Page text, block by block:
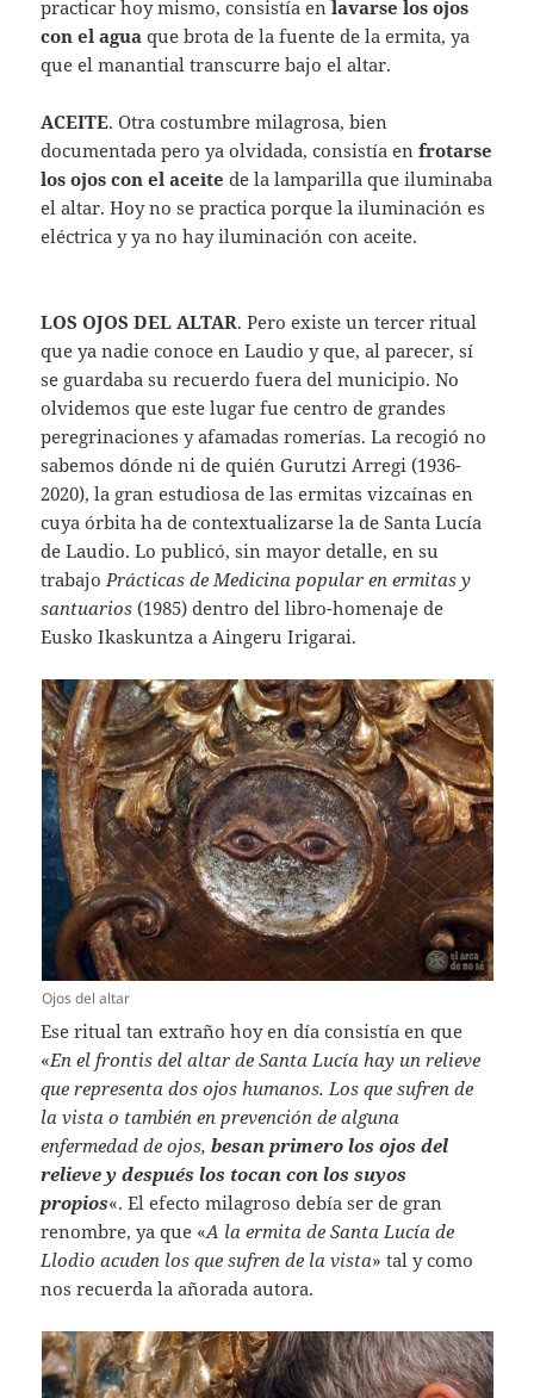
practicar hoy mismo, consistía enlavarse los ojos
con el agua que brota de la fuente de la ermita, ya
que el manantial transcurre bajo el altar.
ACEITE. Otra costumbre milagrosa, bien
documentada pero ya olvidada, consistía enfrotarse
los ojos con el aceite de la lamparilla que iluminaba
el altar. Hoy no se practica porque la iluminación es
eléctrica y ya no hay iluminación con aceite.
LOS OJOS DEL ALTAR. Pero existe un tercer ritual
que ya nadie conoce en Laudio y que, al parecer, sí
se guardaba su recuerdo fuera del municipio. No
olvidemos que este lugar fue centro de grandes
peregrinaciones y afamadas romerías. La recogió no
sabemos dónde ni de quién Gurutzi Arregi (1936-
2020), la gran estudiosa de las ermitas vizcaínas en
cuya órbita ha de contextualizarse la de Santa Lucía
de Laudio. Lo publicó, sin mayor detalle, en su
trabajoPrácticas de Medicina popular en ermitas y
santuarios (1985) dentro del libro-homenaje de
Eusko Ikaskuntza a Aingeru Irigarai.
Ojos del altar
Ese ritual tan extraño hoy en día consistía en que
«En el frontis del altar de Santa Lucía hay un relieve
que representa dos ojos humanos. Los que sufren de
la vista o también en prevención de alguna
enfermedad de ojos,besan primero los ojos del
relieve y después los tocan con los suyos
propios«. El efecto milagroso debía ser de gran
renombre, ya que «A la ermita de Santa Lucía de
Llodio acuden los que sufren de la vista» tal y como
nos recuerda la añorada autora.